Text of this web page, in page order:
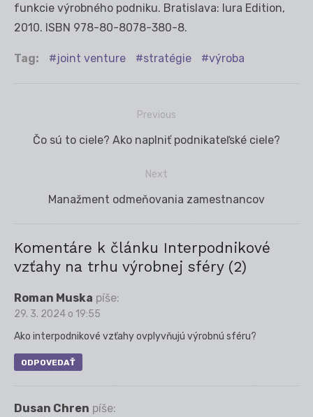
funkcie výrobného podniku. Bratislava: Iura Edition,
2010. ISBN 978-80-8078-380-8.
Tag: joint venture stratégie výroba
Navigácia
Previous
Previous
Čo sú to ciele? Ako naplniť podnikateľské ciele?
Next
Next
Manažment odmeňovania zamestnancov
Komentáre k článku Interpodnikové
vzťahy na trhu výrobnej sféry (2)
Roman Muska píše:
29. 3. 2024 o 19:55
Ako interpodnikové vzťahy ovplyvňujú výrobnú sféru?
ODPOVEDAŤ
Dusan Chren píše: